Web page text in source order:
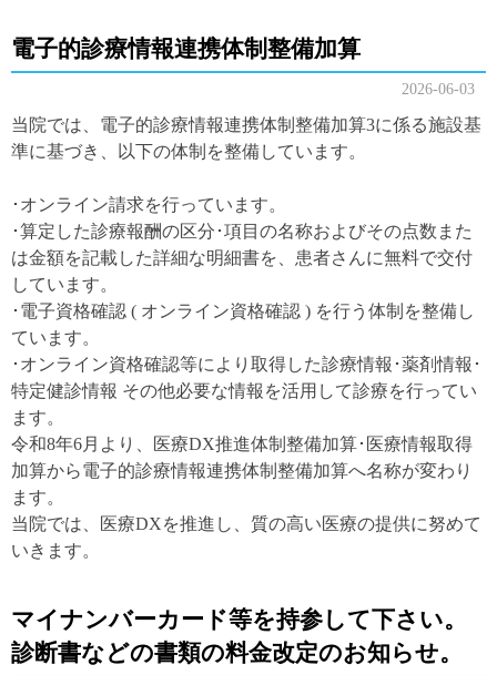
電子的診療情報連携体制整備加算
2026-06-03
当院では、電子的診療情報連携体制整備加算3に係る施設基
準に基づき、以下の体制を整備しています。
･オンライン請求を行っています。
･算定した診療報酬の区分･項目の名称およびその点数また
は金額を記載した詳細な明細書を、患者さんに無料で交付
しています。
･電子資格確認 ( オンライン資格確認 ) を行う体制を整備し
ています。
･オンライン資格確認等により取得した診療情報･薬剤情報･
特定健診情報 その他必要な情報を活用して診療を行ってい
ます。
令和8年6月より、医療DX推進体制整備加算･医療情報取得
加算から電子的診療情報連携体制整備加算へ名称が変わり
ます。
当院では、医療DXを推進し、質の高い医療の提供に努めて
いきます。
マイナンバーカード等を持参して下さい。
診断書などの書類の料金改定のお知らせ。